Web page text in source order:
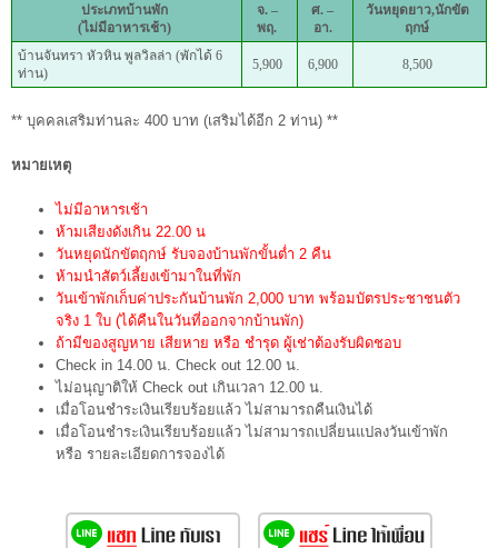
ประเภทบ้านพัก
(ไม่มีอาหารเช้า)
จ. –
พฤ.
ศ. –
อา.
วันหยุดยาว,นักขัต
ฤกษ์
บ้านจันทรา หัวหิน พูลวิลล่า (พักได้ 6
ท่าน)
5,900 6,900 8,500
** บุคคลเสริมท่านละ 400 บาท (เสริมได้อีก 2 ท่าน) **
หมายเหตุ
ไม่มีอาหารเช้า
ห้ามเสียงดังเกิน 22.00 น
วันหยุดนักขัตฤกษ์ รับจองบ้านพักขั้นต่ำ 2 คืน
ห้ามนำสัตว์เลี้ยงเข้ามาในที่พัก
วันเข้าพักเก็บค่าประกันบ้านพัก 2,000 บาท พร้อมบัตรประชาชนตัว
จริง 1 ใบ (ได้คืนในวันที่ออกจากบ้านพัก)
ถ้ามีของสูญหาย เสียหาย หรือ ชำรุด ผู้เช่าต้องรับผิดชอบ
Check in 14.00 น. Check out 12.00 น.
ไม่อนุญาติให้ Check out เกินเวลา 12.00 น.
เมื่อโอนชำระเงินเรียบร้อยแล้ว ไม่สามารถคืนเงินได้
เมื่อโอนชำระเงินเรียบร้อยแล้ว ไม่สามารถเปลี่ยนแปลงวันเข้าพัก
หรือ รายละเอียดการจองได้